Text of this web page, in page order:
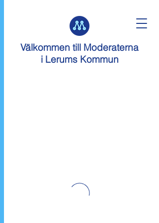
Välkommen till Moderaterna
i Lerums Kommun